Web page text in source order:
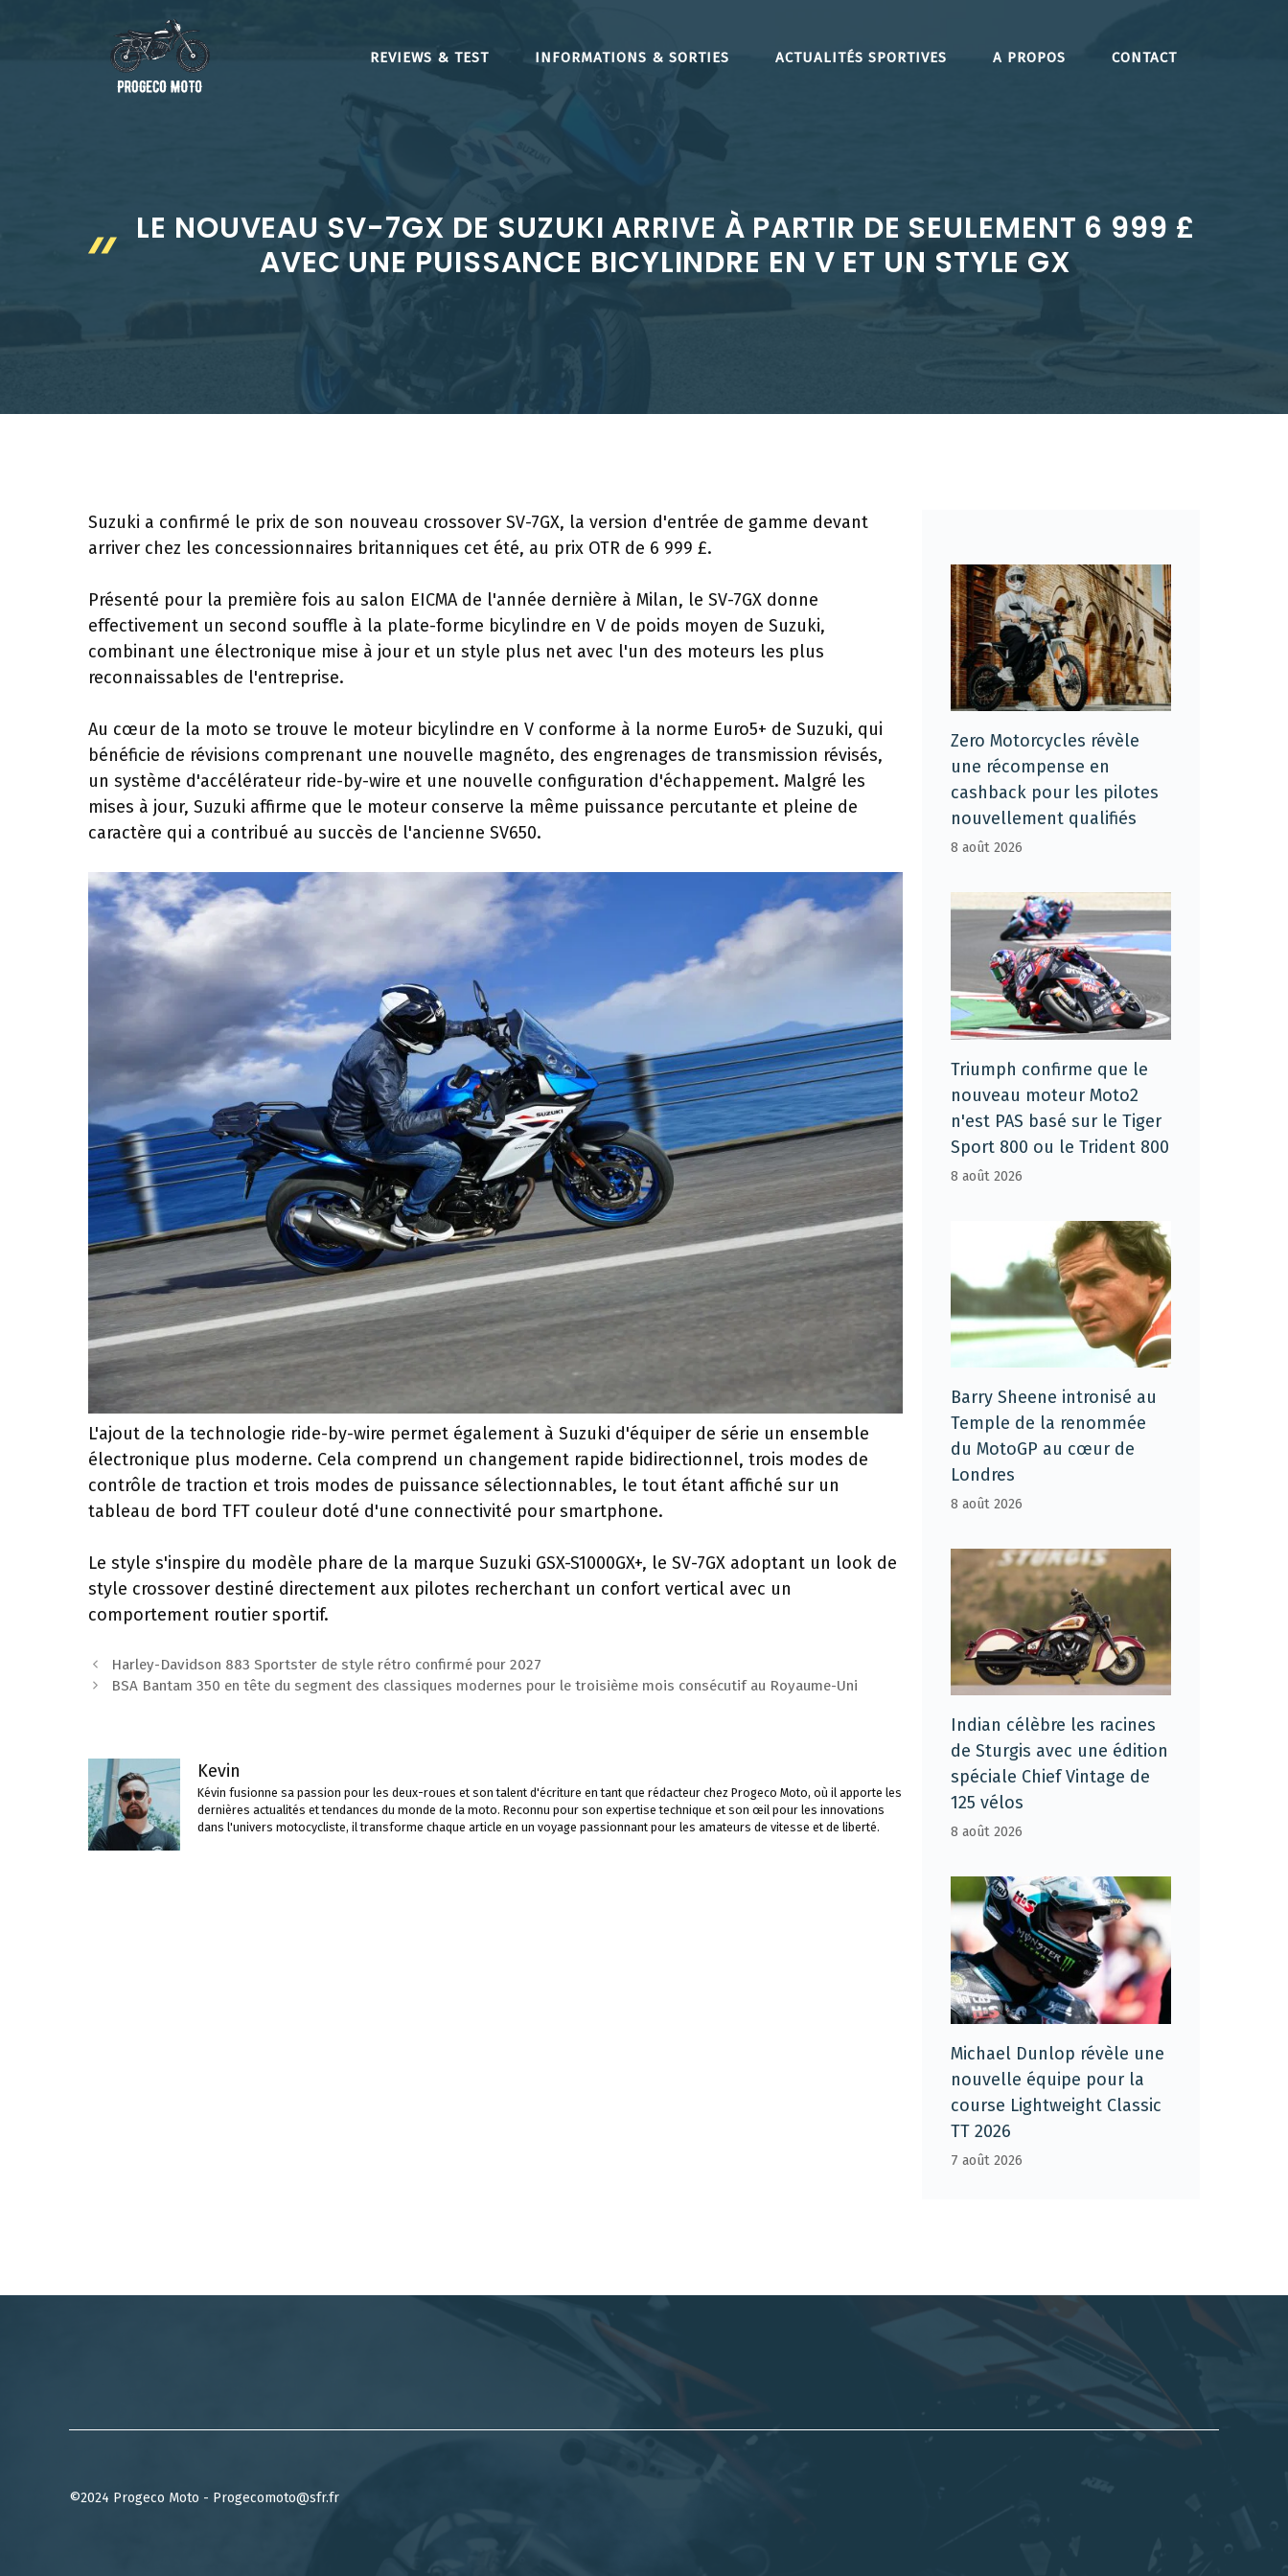
REVIEWS & TEST INFORMATIONS & SORTIES ACTUALITÉS SPORTIVES A PROPOS CONTACT
LE NOUVEAU SV-7GX DE SUZUKI ARRIVE À PARTIR DE SEULEMENT 6 999 £
AVEC UNE PUISSANCE BICYLINDRE EN V ET UN STYLE GX
Suzuki a confirmé le prix de son nouveau crossover SV-7GX, la version d'entrée de gamme devant
arriver chez les concessionnaires britanniques cet été, au prix OTR de 6 999 £.
Présenté pour la première fois au salon EICMA de l'année dernière à Milan, le SV-7GX donne
effectivement un second souffle à la plate-forme bicylindre en V de poids moyen de Suzuki,
combinant une électronique mise à jour et un style plus net avec l'un des moteurs les plus
reconnaissables de l'entreprise.
Au cœur de la moto se trouve le moteur bicylindre en V conforme à la norme Euro5+ de Suzuki, qui
bénéficie de révisions comprenant une nouvelle magnéto, des engrenages de transmission révisés,
un système d'accélérateur ride-by-wire et une nouvelle configuration d'échappement. Malgré les
mises à jour, Suzuki affirme que le moteur conserve la même puissance percutante et pleine de
caractère qui a contribué au succès de l'ancienne SV650.
L'ajout de la technologie ride-by-wire permet également à Suzuki d'équiper de série un ensemble
électronique plus moderne. Cela comprend un changement rapide bidirectionnel, trois modes de
contrôle de traction et trois modes de puissance sélectionnables, le tout étant affiché sur un
tableau de bord TFT couleur doté d'une connectivité pour smartphone.
Le style s'inspire du modèle phare de la marque Suzuki GSX-S1000GX+, le SV-7GX adoptant un look de
style crossover destiné directement aux pilotes recherchant un confort vertical avec un
comportement routier sportif.
Navigation
des
Harley-Davidson 883 Sportster de style rétro confirmé pour 2027
BSA Bantam 350 en tête du segment des classiques modernes pour le troisième mois consécutif au Royaume-Uni
Kevin
Kévin fusionne sa passion pour les deux-roues et son talent d'écriture en tant que rédacteur chez Progeco Moto, où il apporte les
dernières actualités et tendances du monde de la moto. Reconnu pour son expertise technique et son œil pour les innovations
dans l'univers motocycliste, il transforme chaque article en un voyage passionnant pour les amateurs de vitesse et de liberté.
Zero Motorcycles révèle
une récompense en
cashback pour les pilotes
nouvellement qualifiés
8 août 2026
Triumph confirme que le
nouveau moteur Moto2
n'est PAS basé sur le Tiger
Sport 800 ou le Trident 800
8 août 2026
Barry Sheene intronisé au
Temple de la renommée
du MotoGP au cœur de
Londres
8 août 2026
Indian célèbre les racines
de Sturgis avec une édition
spéciale Chief Vintage de
125 vélos
8 août 2026
Michael Dunlop révèle une
nouvelle équipe pour la
course Lightweight Classic
TT 2026
7 août 2026
©2024 Progeco Moto - Progecomoto@sfr.fr